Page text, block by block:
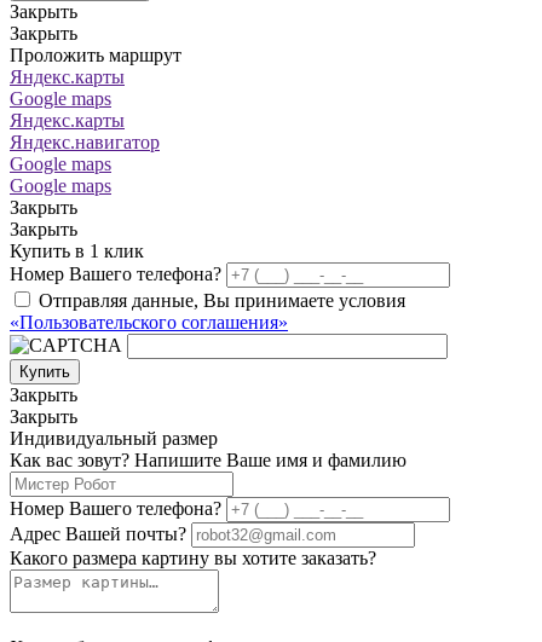
Закрыть
Закрыть
Проложить маршрут
Яндекс.карты
Google maps
Яндекс.карты
Яндекс.навигатор
Google maps
Google maps
Закрыть
Закрыть
Купить в 1 клик
Номер Вашего телефона?
Отправляя данные, Вы принимаете условия
«Пользовательского соглашения»
Купить
Закрыть
Закрыть
Индивидуальный размер
Как вас зовут? Напишите Ваше имя и фамилию
Номер Вашего телефона?
Адрес Вашей почты?
Какого размера картину вы хотите заказать?